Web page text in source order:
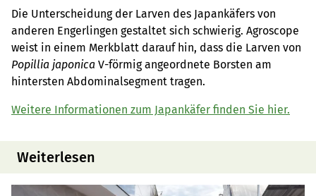
Die Unterscheidung der Larven des Japankäfers von
anderen Engerlingen gestaltet sich schwierig. Agroscope
weist in einem Merkblatt darauf hin, dass die Larven von
Popillia japonica V-förmig angeordnete Borsten am
hintersten Abdominalsegment tragen.
Weitere Informationen zum Japankäfer finden Sie hier.
Weiterlesen